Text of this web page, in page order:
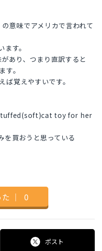
意味でアメリカで言われて
す。
あり、つまり直訳すると
す。
ば覚えやすいです。
toy for her
を買おうと思っている
｜ 0
ポスト